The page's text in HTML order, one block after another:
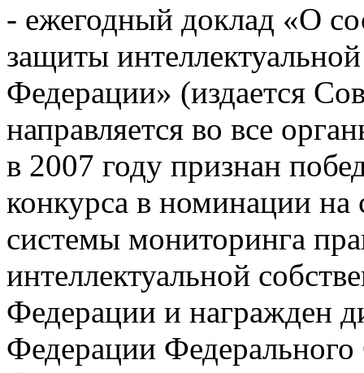
- ежегодный доклад «О
защиты
Федерации» (издается
направляется во все
в 2007 году признан
конкурса в номинации на
системы мониторинга
интеллектуальной
Федерации и награжден
Федерации